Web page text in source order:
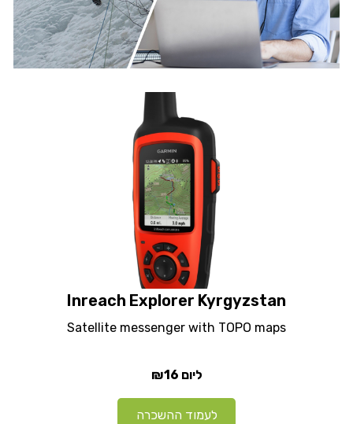
Inreach Explorer Kyrgyzstan
Satellite messenger with TOPO maps
₪16 ליום
לעמוד ההשכרה